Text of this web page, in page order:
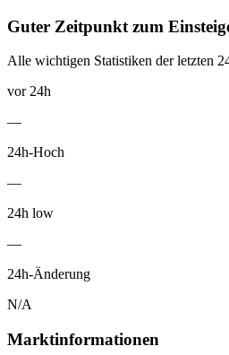
Guter Zeitpunkt zum
Alle wichtigen Statistiken der letzten
vor 24h
—
24h-Hoch
—
24h low
—
24h-Änderung
N/A
Marktinformationen